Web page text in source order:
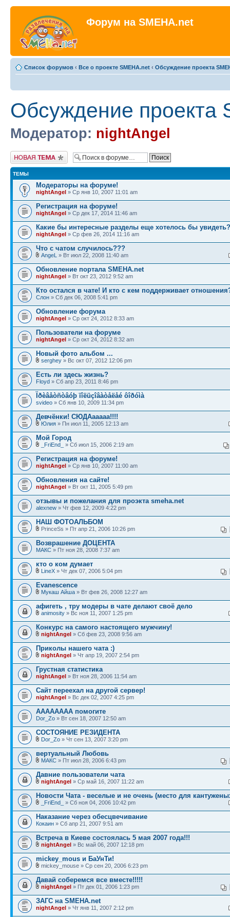
Форум на SMEHA.net
Список форумов ‹ Все о проекте SMEHA.net ‹ Обсуждение проекта
Обсуждение проекта
Модератор: nightAngel
Новая тема
ТЕМЫ
Модераторы на форуме!
nightAngel » Ср янв 10, 2007 11:01 am
Регистрация на форуме!
nightAngel » Ср дек 17, 2014 11:46 am
Какие бы интересные разделы еще хотелось бы увидеть?
nightAngel » Ср фев 26, 2014 11:16 am
Что с чатом случилось???
AngeL » Вт июл 22, 2008 11:40 am
Обновление портала SMEHA.net
nightAngel » Вт окт 23, 2012 9:52 am
Кто остался в чате! И кто с кем поддерживает
Слон » Сб дек 06, 2008 5:41 pm
Обновление форума
nightAngel » Ср окт 24, 2012 8:33 am
Пользователи на форуме
nightAngel » Ср окт 24, 2012 8:32 am
Новый фото альбом ...
serghey » Вс окт 07, 2012 12:06 pm
Есть ли здесь жизнь?
Floyd » Сб апр 23, 2011 8:46 pm
Ïðèâåòñòâóþ ïîëüçîâàòåëåé ôîðóìà
svideo » Сб янв 10, 2009 11:34 pm
Девчёнки! СЮДАааааа!!!!
Юлия » Пн июл 11, 2005 12:13 am
Мой Город
_FriEnd_ » Сб июл 15, 2006 2:19 am
Регистрация на форуме!
nightAngel » Ср янв 10, 2007 11:00 am
Обновления на сайте!
nightAngel » Вт окт 11, 2005 5:49 pm
отзывы и пожелания для проэкта smeha.net
alexnew » Чт фев 12, 2009 4:22 pm
НАШ ФОТОАЛЬБОМ
PrinceSs » Пт апр 21, 2006 10:26 pm
Возврашение ДОЦЕНТА
МАКС » Пт ноя 28, 2008 7:37 am
кто о ком думает
LineX » Чт дек 07, 2006 5:04 pm
Evanescence
Мукаш Айша » Вт фев 26, 2008 12:27 am
афигеть , тру модеры в чате делают своё дело
animosity » Вс ноя 11, 2007 1:25 pm
Конкурс на самого настоящего мужчину!
nightAngel » Сб фев 23, 2008 9:56 am
Приколы нашего чата :)
nightAngel » Чт апр 19, 2007 2:54 pm
Грустная статистика
nightAngel » Вт ноя 28, 2006 11:54 am
Сайт переехал на другой сервер!
nightAngel » Вс дек 02, 2007 4:25 pm
АААААААА помогите
Dor_Zo » Вт сен 18, 2007 12:50 am
СОСТОЯНИЕ РЕЗИДЕНТА
Dor_Zo » Чт сен 13, 2007 3:20 pm
вертуальный Любовь
МАКС » Пт июл 28, 2006 6:43 pm
Давние пользователи чата
nightAngel » Ср май 16, 2007 11:22 am
Новости Чата - веселые и не очень (место для
_FriEnd_ » Сб ноя 04, 2006 10:42 pm
Наказание через обесцвечивание
Кокаин » Сб апр 21, 2007 9:51 am
Встреча в Киеве состоялась 5 мая 2007 года!!!
nightAngel » Вс май 06, 2007 12:18 pm
mickey_mous и БаУнТи!
mickey_mouse » Ср сен 20, 2006 6:23 pm
Давай соберемся все вместе!!!!!
nightAngel » Пт дек 01, 2006 1:23 pm
ЗАГС на SMEHA.net
nightAngel » Чт янв 11, 2007 2:12 pm